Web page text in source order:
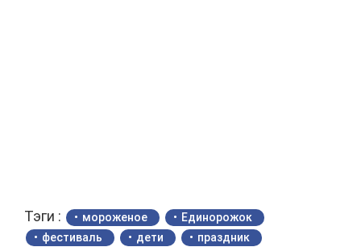
Тэги : мороженое
Единорожок
фестиваль
дети праздник